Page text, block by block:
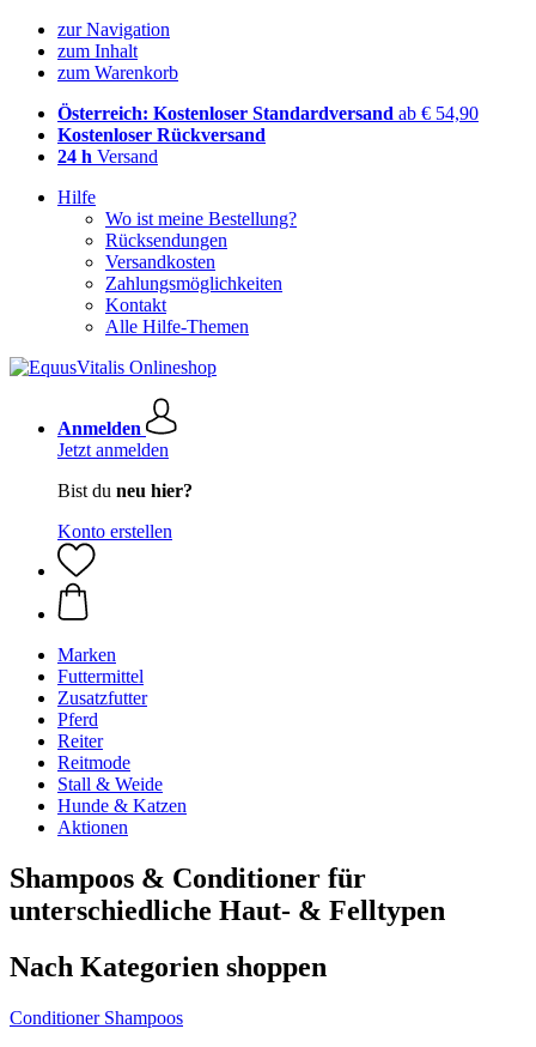
zur Navigation
zum Inhalt
zum Warenkorb
Österreich: Kostenloser Standardversand ab € 54,90
Kostenloser Rückversand
24 h Versand
Hilfe
Wo ist meine Bestellung?
Rücksendungen
Versandkosten
Zahlungsmöglichkeiten
Kontakt
Alle Hilfe-Themen
Anmelden
Jetzt anmelden
Bist du neu hier?
Konto erstellen
Marken
Futtermittel
Zusatzfutter
Pferd
Reiter
Reitmode
Stall & Weide
Hunde & Katzen
Aktionen
Shampoos & Conditioner für
unterschiedliche Haut- & Felltypen
Nach Kategorien shoppen
Conditioner Shampoos